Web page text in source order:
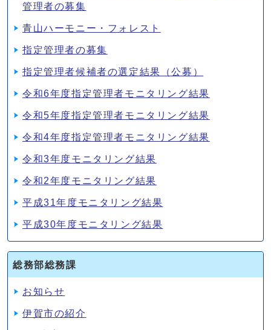
管理者の募集
青山ハーモニー・フォレスト
指定管理者の募集
指定管理者候補者の選定結果（公募）
令和6年度指定管理者モニタリング結果
令和5年度指定管理者モニタリング結果
令和4年度指定管理者モニタリング結果
令和3年度モニタリング結果
令和2年度モニタリング結果
平成31年度モニタリング結果
平成30年度モニタリング結果
総務部総務課
お知らせ
伊賀市の紹介